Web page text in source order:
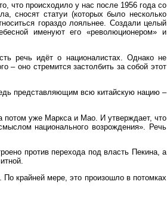
что происходило у нас после 1956 года со
сносят статуи (которых было несколько
гораздо лояльнее. Создали целый
именуют его «революционером» и
речь идёт о националистах. Однако не
– оно стремится застолбить за собой этот
представляющим всю китайскую нацию –
потом уже Маркса и Мао. И утверждает, что
национального возрождения». Речь
против перехода под власть Пекина, а
По крайней мере, это произошло в потомках